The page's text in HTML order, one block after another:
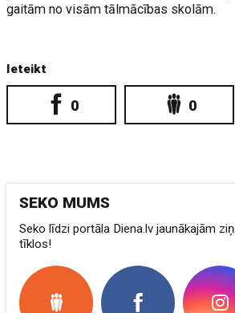
gaitām no visām tālmācības skolām.
Ieteikt
0 0
SEKO MUMS
Seko līdzi portāla Diena.lv jaunākajām
tīklos!